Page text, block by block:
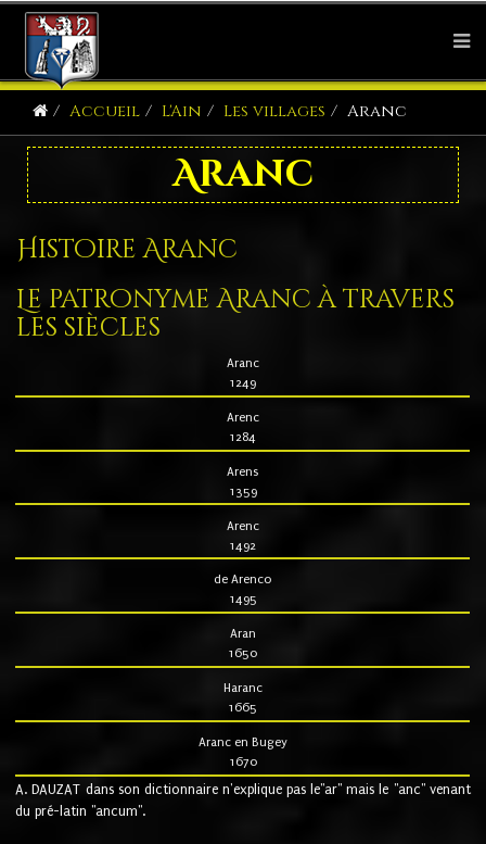
Accueil L'Ain Les villages Aranc
Aranc
Histoire Aranc
Le patronyme Aranc à travers
les siècles
Aranc
1249
Arenc
1284
Arens
1359
Arenc
1492
de Arenco
1495
Aran
1650
Haranc
1665
Aranc en Bugey
1670
A. DAUZAT dans son dictionnaire n'explique pas le"ar" mais le "anc" venant
du pré-latin "ancum".